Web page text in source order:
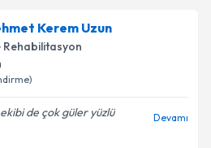
Kerem Uzun
Rehabilitasyon
de çok güler yüzlü
Devamı